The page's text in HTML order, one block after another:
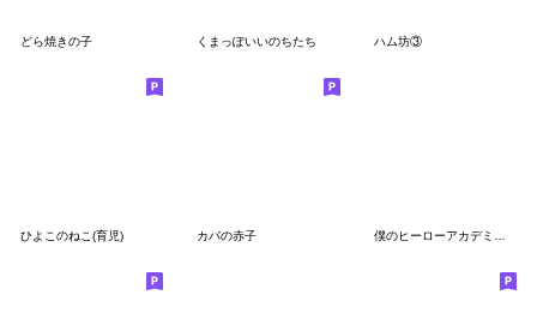
どら焼きの子 くまっぽいいのちたち ハム坊③
ひよこのねこ(育児) カバの赤子